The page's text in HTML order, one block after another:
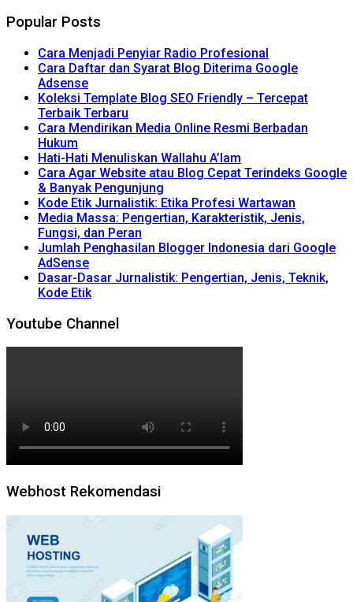
Popular Posts
Cara Menjadi Penyiar Radio Profesional
Cara Daftar dan Syarat Blog Diterima Google
Adsense
Koleksi Template Blog SEO Friendly – Tercepat
Terbaik Terbaru
Cara Mendirikan Media Online Resmi Berbadan
Hukum
Hati-Hati Menuliskan Wallahu A’lam
Cara Agar Website atau Blog Cepat Terindeks Google
& Banyak Pengunjung
Kode Etik Jurnalistik: Etika Profesi Wartawan
Media Massa: Pengertian, Karakteristik, Jenis,
Fungsi, dan Peran
Jumlah Penghasilan Blogger Indonesia dari Google
AdSense
Dasar-Dasar Jurnalistik: Pengertian, Jenis, Teknik,
Kode Etik
Youtube Channel
Webhost Rekomendasi